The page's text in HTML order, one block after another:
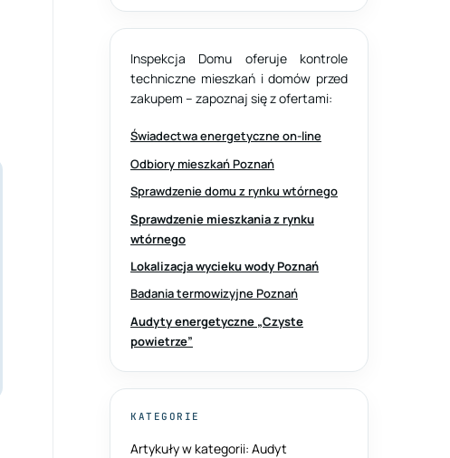
Inspekcja Domu oferuje kontrole
techniczne mieszkań i domów przed
zakupem – zapoznaj się z ofertami:
Świadectwa energetyczne on-line
Odbiory mieszkań Poznań
Sprawdzenie domu z rynku wtórnego
Sprawdzenie mieszkania z rynku
wtórnego
Lokalizacja wycieku wody Poznań
Badania termowizyjne Poznań
Audyty energetyczne „Czyste
powietrze”
KATEGORIE
Artykuły w kategorii: Audyt